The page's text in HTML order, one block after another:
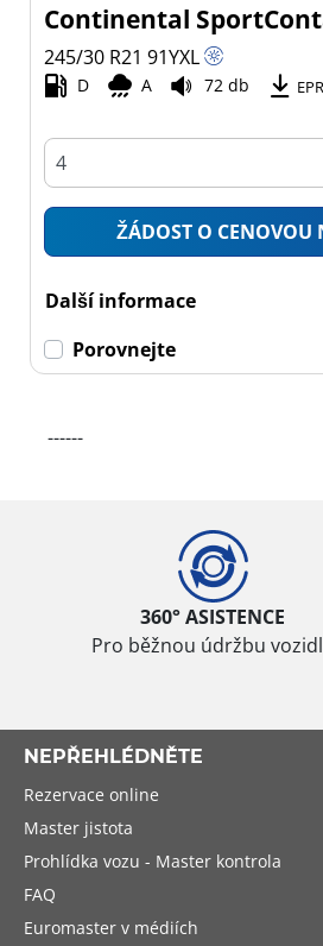
Continental
245/30 R2191YXL
D A 72 db
ŽÁDOST O CENOVOU
Další informace
Porovnejte
------
360° ASISTENCE
Pro běžnou údržbu
NEPŘEHLÉDNĚTE
Rezervace online
Master jistota
Prohlídka vozu - Master kontrola
FAQ
Euromaster v médiích